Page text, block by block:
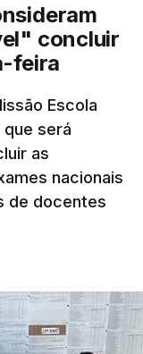
concluir
feira
Escola
será
as
nacionais
de docentes